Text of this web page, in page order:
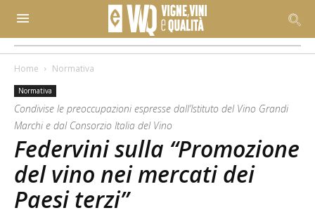
Home Normativa
Normativa
Condivise le preoccupazioni espresse dall’Istituto del Vino Grandi
Marchi e dal Consorzio Italia del Vino
Federvini sulla “Promozione
del vino nei mercati dei
Paesi terzi”